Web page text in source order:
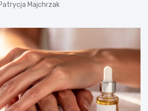
Majchrzak